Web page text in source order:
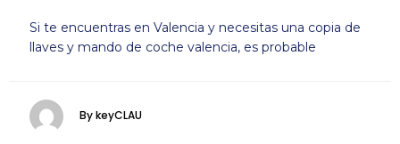
Si te encuentras en Valencia y necesitas una copia de
llaves y mando de coche valencia, es probable
By keyCLAU